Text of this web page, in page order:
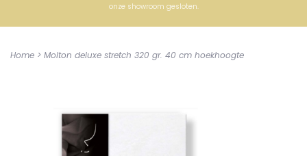
onze showroom gesloten.
Home > Molton deluxe stretch 320 gr. 40 cm hoekhoogte